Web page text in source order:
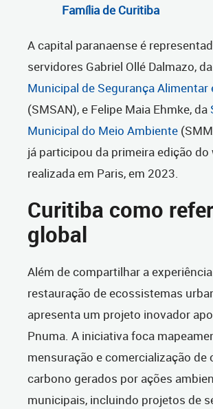
Família de Curitiba
A capital paranaense é
servidores Gabriel Ollé Dalmazo, da
Municipal de Segurança Alimentar
(SMSAN), e Felipe Maia Ehmke, da
Municipal do Meio Ambiente
já participou da primeira edição
realizada em Paris, em 2023.
Curitiba como
global
Além de compartilhar a
restauração de ecossistemas
apresenta um projeto inovador
Pnuma. A iniciativa foca
mensuração e comercialização de
carbono gerados por ações
municipais, incluindo projetos de